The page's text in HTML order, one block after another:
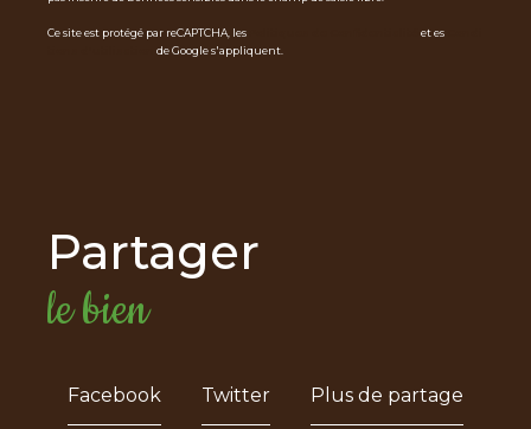
Ce site est protégé par reCAPTCHA, les et es
de Google s'appliquent.
partager
le bien
Facebook Twitter Plus de partage